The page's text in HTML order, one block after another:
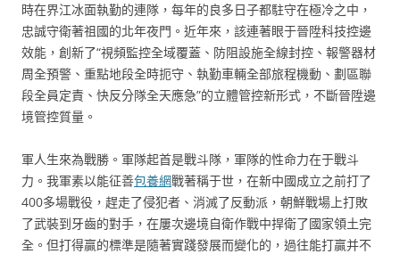
時在界江冰面執勤的連隊，每年的良多日子都駐守在極冷之中，
忠誠守衛著祖國的北年夜門。近年來，該連著眼于晉陞科技控邊
效能，創新了“視頻監控全域覆蓋、防阻設施全線封控、報警器材
周全預警、重點地段全時扼守、執勤車輛全部旅程機動、劃區聯
段全員定責、快反分隊全天應急”的立體管控新形式，不斷晉陞邊
境管控質量。
軍人生來為戰勝。軍隊起首是戰斗隊，軍隊的性命力在于戰斗
力。我軍素以能征善包養網戰著稱于世，在新中國成立之前打了
400多場戰役，趕走了侵犯者、消滅了反動派，朝鮮戰場上打敗
了武裝到牙齒的對手，在屢次邊境自衛作戰中捍衛了國家領土完
全。但打得贏的標準是隨著實踐發展而變化的，過往能打贏并不